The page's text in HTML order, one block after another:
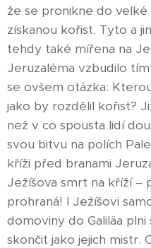
že se pronikne do
získanou kořist. Tyto a
tehdy také mířena na
Jeruzaléma vzbudilo
se ovšem otázka:
jako by rozdělil kořist?
než v co spousta lidí
svou bitvu na polích
kříži před branami
Ježíšova smrt na kříží –
prohraná! I Ježíšovi
domoviny do Galiläa
skončit jako jejich mistr.